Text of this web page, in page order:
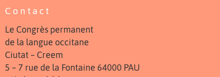
Contact
Le Congrès permanent
de la langue occitane
Ciutat – Creem
5 – 7 rue de la Fontaine 64000 PAU